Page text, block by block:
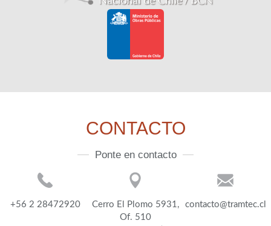
CONTACTO
Ponte en contacto
+56 2 28472920
Cerro El Plomo 5931,
Of. 510
contacto@tramtec.cl